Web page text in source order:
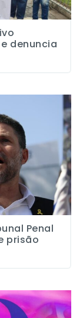
denuncia
pede
Penal
prisão
inscrições para a